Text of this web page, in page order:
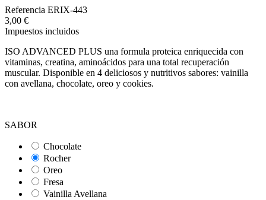
Referencia ERIX-443
3,00 €
Impuestos incluidos
ISO ADVANCED PLUS una formula proteica enriquecida con
vitaminas, creatina, aminoácidos para una total recuperación
muscular. Disponible en 4 deliciosos y nutritivos sabores: vainilla
con avellana, chocolate, oreo y cookies.
SABOR
Chocolate
Rocher
Oreo
Fresa
Vainilla Avellana